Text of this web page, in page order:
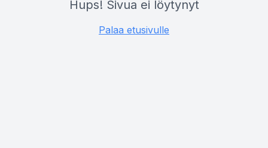
Hups! Sivua ei löytynyt
Palaa etusivulle